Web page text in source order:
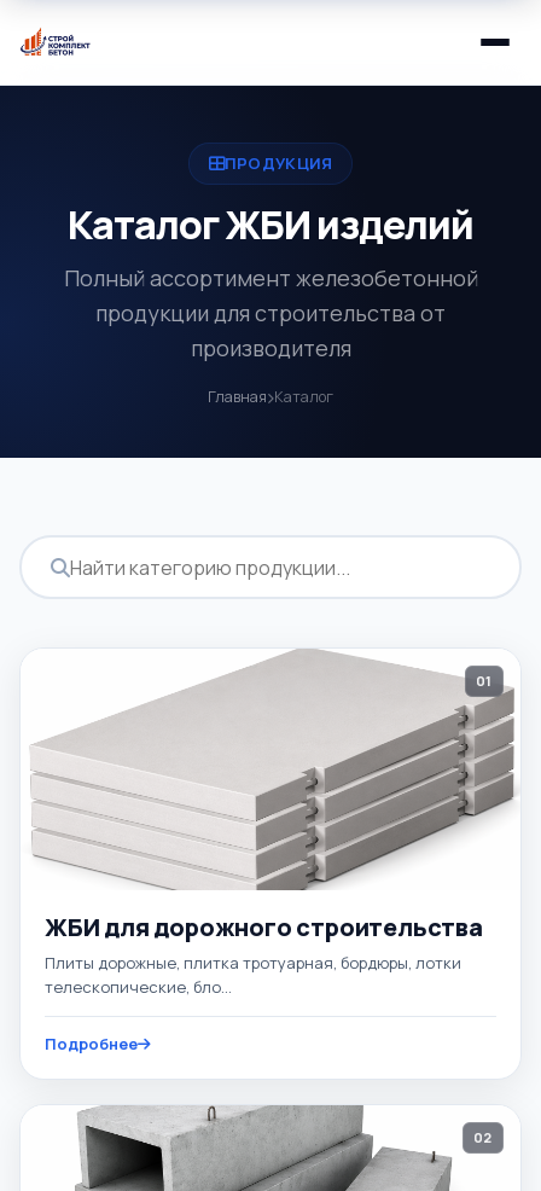
ПРОДУКЦИЯ
Каталог ЖБИ изделий
Полный ассортимент железобетонной
продукции для строительства от
производителя
Главная Каталог
01
ЖБИ для дорожного строительства
Плиты дорожные, плитка тротуарная, бордюры, лотки
телескопические, бло...
Подробнее
02